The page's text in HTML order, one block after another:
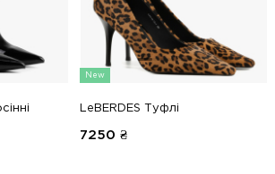
New
LeBERDES Туфлі
7250 ₴